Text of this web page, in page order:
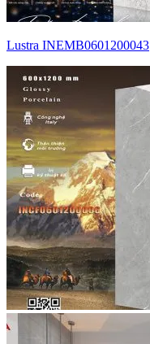
Lustra INEMB0601200043